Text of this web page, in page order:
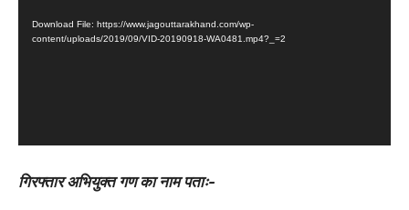
Download File: https://www.jagouttarakhand.com/wp-
content/uploads/2019/09/VID-20190918-WA0481.mp4?_=2
गिरफ्तार अभियुक्त गण का नाम पताः-